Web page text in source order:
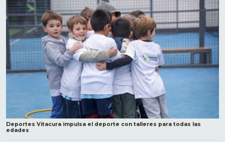
Deportes Vitacura impulsa el deporte con talleres para todas las
edades